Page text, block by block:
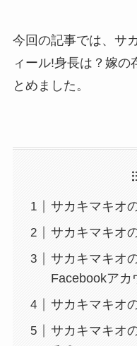
今回の記事では、サ
ィール!身長は？嫁の
とめました。
サカキマキオ
サカキマキオ
サカキマキオ
Facebookアカ
サカキマキオ
サカキマキオ